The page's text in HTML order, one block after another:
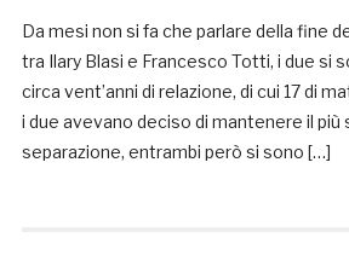
Da mesi non si fa che parlare della fine
tra Ilary Blasi e Francesco Totti, i due si
circa vent’anni di relazione, di cui 17 di
i due avevano deciso di mantenere il
separazione, entrambi però si sono […]